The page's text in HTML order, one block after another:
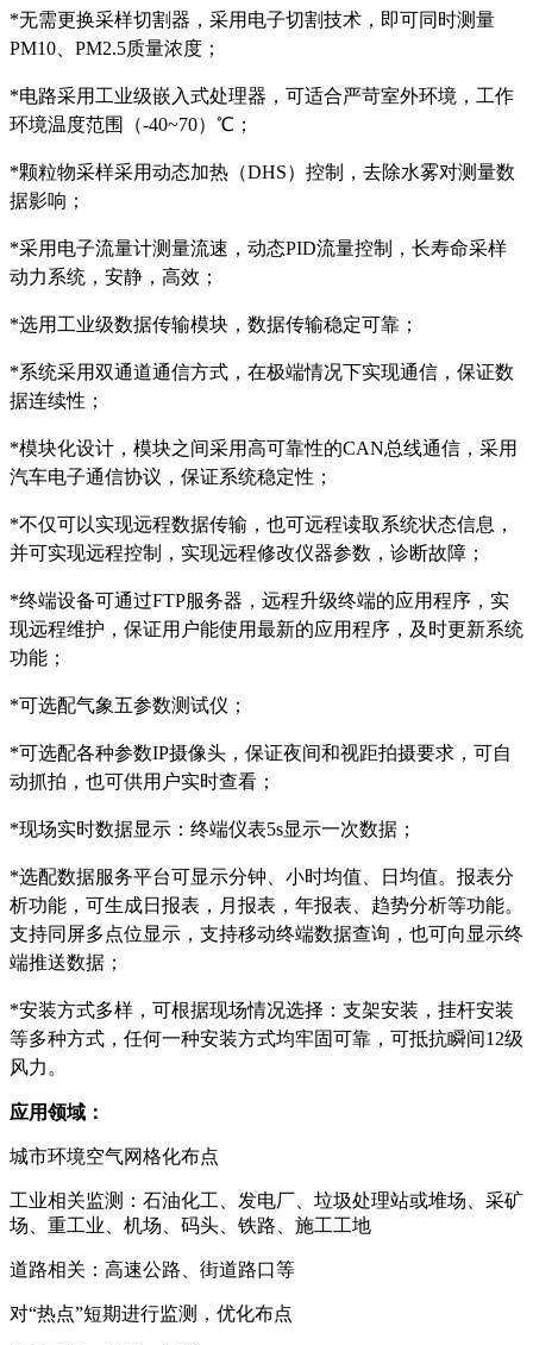
*无需更换采样切割器，采用电子切割技术，即可同时测量
PM10、PM2.5质量浓度；
*电路采用工业级嵌入式处理器，可适合严苛室外环境，工作
环境温度范围（-40~70）℃；
*颗粒物采样采用动态加热（DHS）控制，去除水雾对测量数
据影响；
*采用电子流量计测量流速，动态PID流量控制，长寿命采样
动力系统，安静，高效；
*选用工业级数据传输模块，数据传输稳定可靠；
*系统采用双通道通信方式，在极端情况下实现通信，保证数
据连续性；
*模块化设计，模块之间采用高可靠性的CAN总线通信，采用
汽车电子通信协议，保证系统稳定性；
*不仅可以实现远程数据传输，也可远程读取系统状态信息，
并可实现远程控制，实现远程修改仪器参数，诊断故障；
*终端设备可通过FTP服务器，远程升级终端的应用程序，实
现远程维护，保证用户能使用最新的应用程序，及时更新系统
功能；
*可选配气象五参数测试仪；
*可选配各种参数IP摄像头，保证夜间和视距拍摄要求，可自
动抓拍，也可供用户实时查看；
*现场实时数据显示：终端仪表5s显示一次数据；
*选配数据服务平台可显示分钟、小时均值、日均值。报表分
析功能，可生成日报表，月报表，年报表、趋势分析等功能。
支持同屏多点位显示，支持移动终端数据查询，也可向显示终
端推送数据；
*安装方式多样，可根据现场情况选择：支架安装，挂杆安装
等多种方式，任何一种安装方式均牢固可靠，可抵抗瞬间12级
风力。
应用领域 ：
城市环境空气网格化布点
工业相关监测：石油化工、发电厂、垃圾处理站或堆场、采矿
场 、重工业、机场、码头、铁路、施工工地
道路相关 ：高速公路、街道路口等
对“热点”短期进行监测，优化布点